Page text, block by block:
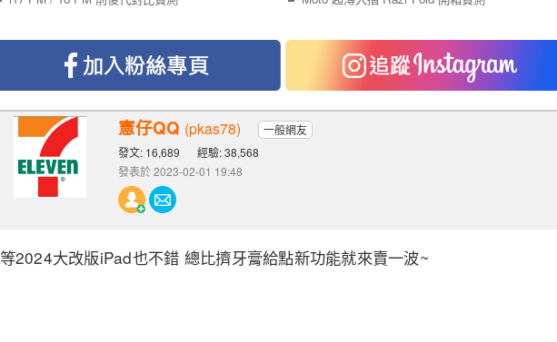
憲仔QQ (pkas78)
一般網友
發文: 16,689
經驗: 38,568
發表於 2023-02-01 19:48
等2024大改版iPad也不錯 總比擠牙膏給點新功能就來賣一波~